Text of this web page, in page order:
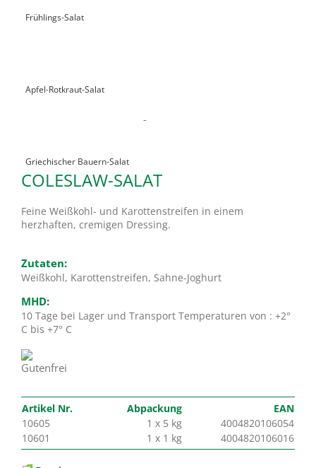
Frühlings-Salat
Apfel-Rotkraut-Salat
Griechischer Bauern-Salat
-
COLESLAW-SALAT
Feine Weißkohl- und Karottenstreifen in einem
herzhaften, cremigen Dressing.
Zutaten:
Weißkohl, Karottenstreifen, Sahne-Joghurt
MHD:
10 Tage bei Lager und Transport Temperaturen von : +2°
C bis +7° C
Artikel Nr. Abpackung
EAN
10605
1 x 5 kg
4004820106054
10601
1 x 1 kg 4004820106016